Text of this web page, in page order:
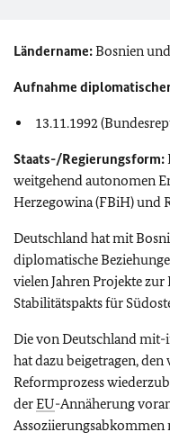
Ländername:Bosnien
Aufnahme
13.11.1992
Staats-/Regierungsform:
weitgehend autonomen
Herzegowina (FBiH) und
Deutschland hat mit
diplomatische
vielen Jahren Projekte
Stabilitätspakts für
Die von Deutschland
hat dazu beigetragen,
Reformprozess
derEU-Annäherung
Assoziierungsabkommen